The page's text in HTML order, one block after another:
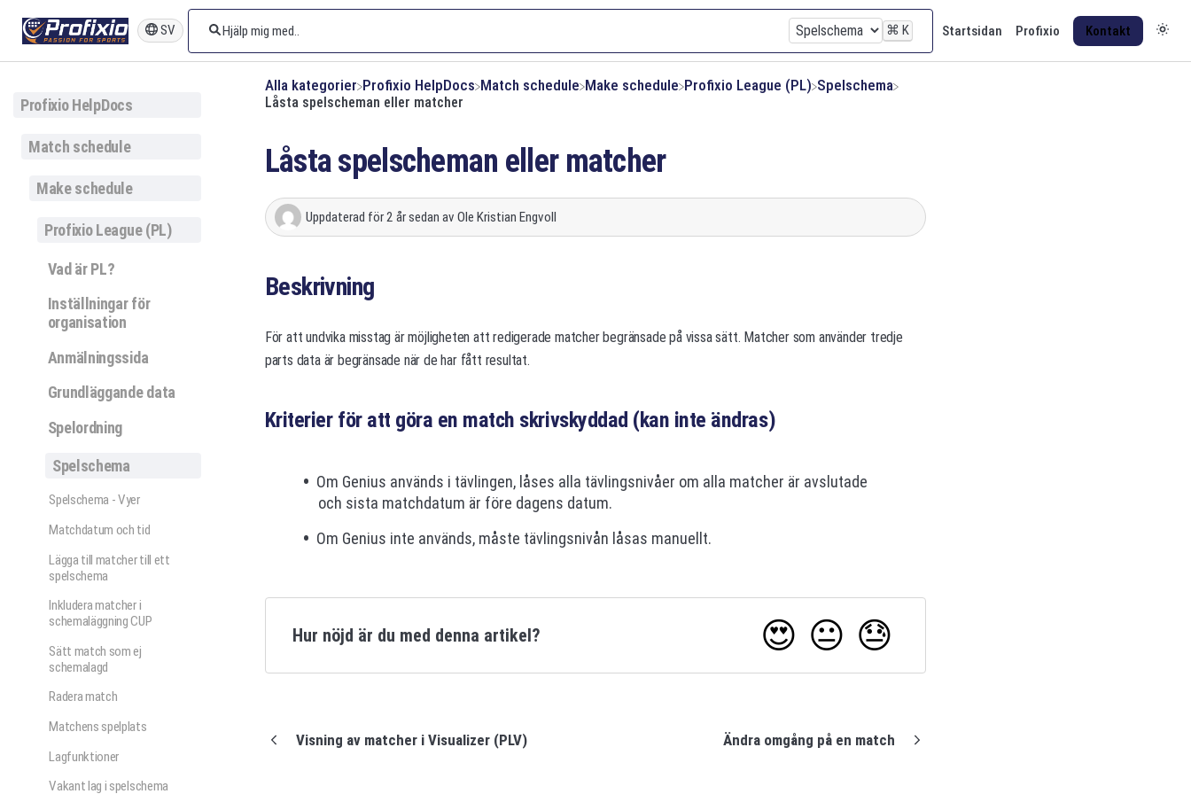
SV ⌘ K Startsidan Profixio Kontakt
Profixio HelpDocs
Match schedule
Make schedule
Profixio League (PL)
Vad är PL?
Inställningar för
organisation
Anmälningssida
Grundläggande data
Spelordning
Spelschema
Spelschema - Vyer
Matchdatum och tid
Lägga till matcher till ett
spelschema
Inkludera matcher i
schemaläggning CUP
Sätt match som ej
schemalagd
Radera match
Matchens spelplats
Lagfunktioner
Vakant lag i spelschema
Alla kategorier ​Profixio HelpDocs ​Match schedule ​Make schedule ​Profixio League (PL) ​Spelschema
Låsta spelscheman eller matcher
Låsta spelscheman eller matcher
Uppdaterad för 2 år sedan av Ole Kristian Engvoll
Beskrivning
För att undvika misstag är möjligheten att redigerade matcher begränsade på vissa sätt. Matcher som använder tredje
parts data är begränsade när de har fått resultat.
Kriterier för att göra en match skrivskyddad (kan inte ändras)
Om Genius används i tävlingen, låses alla tävlingsnivåer om alla matcher är avslutade
och sista matchdatum är före dagens datum.
Om Genius inte används, måste tävlingsnivån låsas manuellt.
Hur nöjd är du med denna artikel? 😍 😐 😓
Visning av matcher i Visualizer (PLV) Ändra omgång på en match